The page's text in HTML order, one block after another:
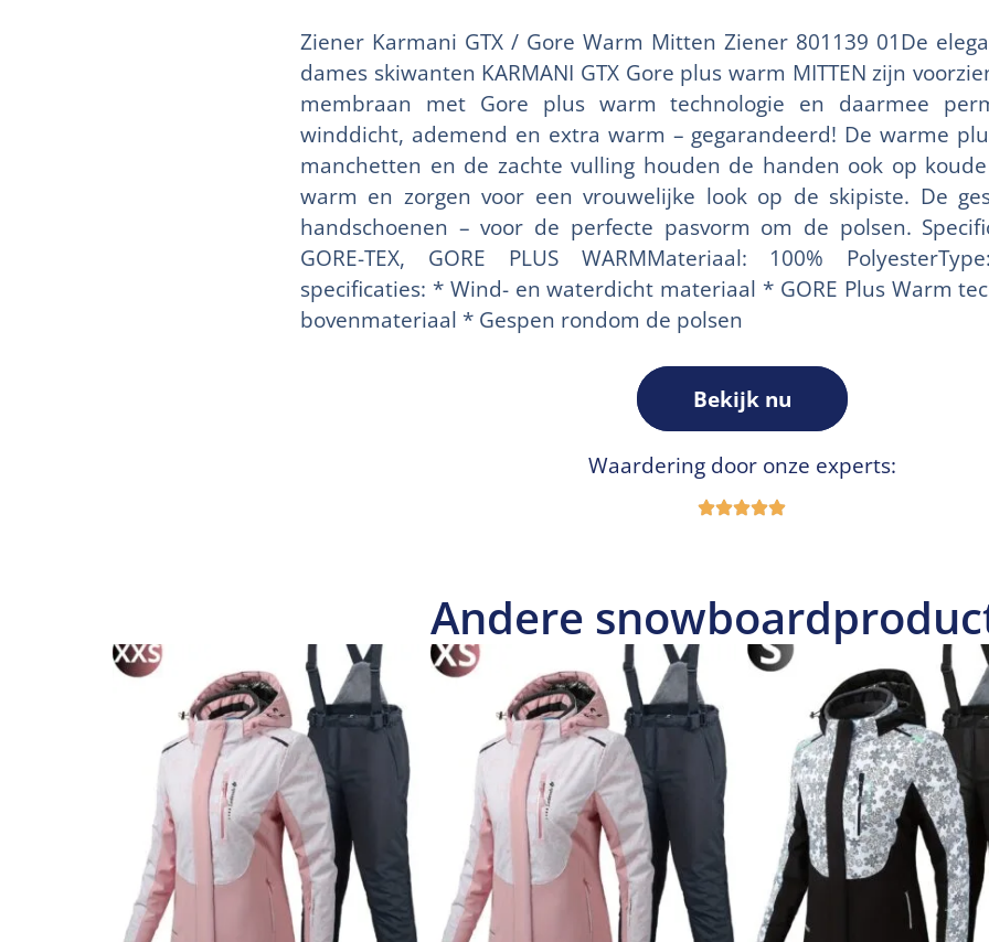
Ziener Karmani GTX / Gore Warm Mitten Ziener 801139 01De
dames skiwanten KARMANI GTX Gore plus warm MITTEN zijn
membraan met Gore plus warm technologie en daarmee
winddicht, ademend en extra warm – gegarandeerd! De warme
manchetten en de zachte vulling houden de handen ook op
warm en zorgen voor een vrouwelijke look op de skipiste. De
handschoenen – voor de perfecte pasvorm om de polsen.
GORE-TEX, GORE PLUS WARMMateriaal: 100%
specificaties: * Wind- en waterdicht materiaal * GORE Plus Warm
bovenmateriaal * Gespen rondom de polsen
Bekijk nu
Waardering door onze experts:
Andere